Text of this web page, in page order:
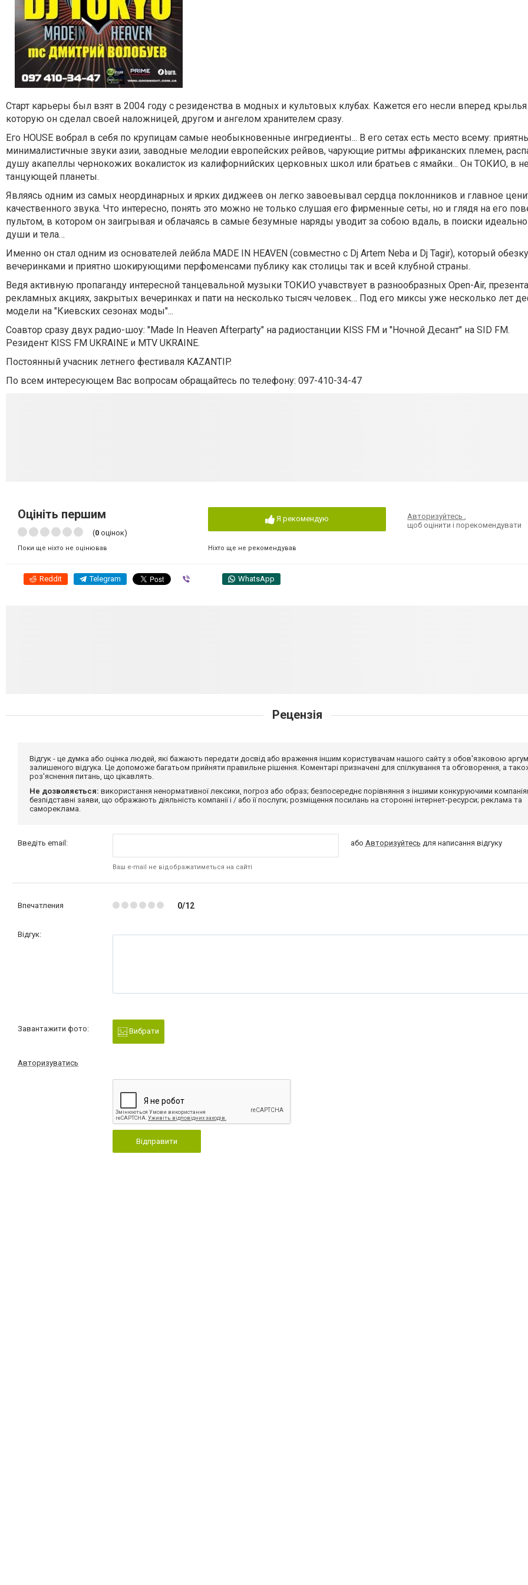
Старт карьеры был взят в 2004 году с резиденства в модных и культовых клубах. Кажется его несли вперед
которую он сделал своей наложницей, другом и ангелом хранителем сразу.
Его HOUSE вобрал в себя по крупицам самые необыкновенные ингредиенты... В его сетах есть место всему:
минималистичные звуки азии, заводные мелодии европейских рейвов, чарующие ритмы африканских племен,
душу акапеллы чернокожих вокалисток из калифорнийских церковных школ или братьев с ямайки... Он ТОКИО, в
танцующей планеты.
Являясь одним из самых неординарных и ярких диджеев он легко завоевывал сердца поклонников и главное
качественного звука. Что интересно, понять это можно не только слушая его фирменные сеты, но и глядя на его
пультом, в котором он заигрывая и облачаясь в самые безумные наряды уводит за собою вдаль, в поиски
души и тела…
Именно он стал одним из основателей лейбла MADE IN HEAVEN (совместно с Dj Artem Neba и Dj Tagir), который
вечеринками и приятно шокирующими перфоменсами публику как столицы так и всей клубной страны.
Ведя активную пропаганду интересной танцевальной музыки TОКИО учавствует в разнообразных Open-Air,
рекламных акциях, закрытых вечеринках и пати на несколько тысяч человек… Под его миксы уже несколько лет
модели на "Киевских сезонах моды"...
Соавтор сразу двух радио-шоу: "Made In Heaven Afterparty" на радиостанции KISS FM и "Ночной Десант" на SID FM.
Резидент KISS FM UKRAINЕ и MTV UKRAINE.
Постоянный учасник летнего фестиваля KAZANTIP.
По всем интересующем Вас вопросам обращайтесь по телефону: 097-410-34-47
Оцініть першим
(0 оцінок)
Поки ще ніхто не оцінював
Я рекомендую
Ніхто ще не рекомендував
Авторизуйтесь,
щоб оцінити і порекомендувати
Reddit Telegram WhatsApp
Рецензія
Відгук - це думка або оцінка людей, які бажають передати досвід або враження іншим користувачам нашого сайту з обов'язковою
залишеного відгука. Це допоможе багатьом прийняти правильне рішення. Коментарі призначені для спілкування та обговорення, а
роз'яснення питань, що цікавлять.
Не дозволяється: використання ненормативної лексики, погроз або образ; безпосереднє порівняння з іншими конкуруючими
безпідставні заяви, що ображають діяльність компанії і / або її послуги; розміщення посилань на сторонні інтернет-ресурси; реклама та
самореклама.
Введіть email:
Ваш e-mail не відображатиметься на сайті
або Авторизуйтесь для написання відгуку
Впечатления 0/12
Відгук:
Завантажити фото: Вибрати
Авторизуватись
Відправити